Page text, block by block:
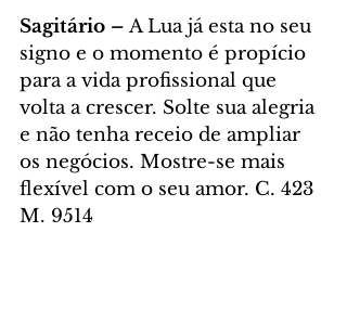
Sagitário – A Lua já esta no seu
signo e o momento é propício
para a vida profissional que
volta a crescer. Solte sua alegria
e não tenha receio de ampliar
os negócios. Mostre-se mais
flexível com o seu amor. C. 423
M. 9514